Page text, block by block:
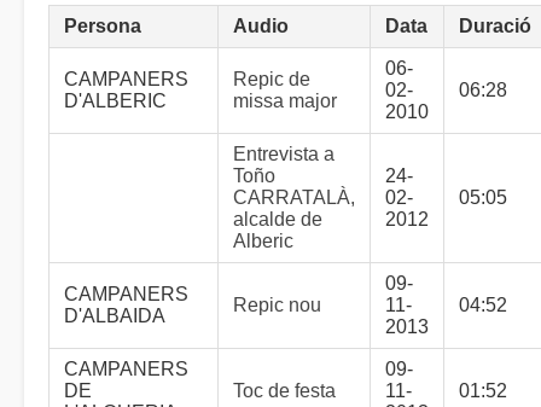
Persona Audio Data Duració
CAMPANERS
D'ALBERIC
Repic de
missa major
06-
02-
2010
06:28
Entrevista a
Toño
CARRATALÀ,
alcalde de
Alberic
24-
02-
2012
05:05
CAMPANERS
D'ALBAIDA
Repic nou
09-
11-
2013
04:52
CAMPANERS
DE
Toc de festa
09-
11-
01:52